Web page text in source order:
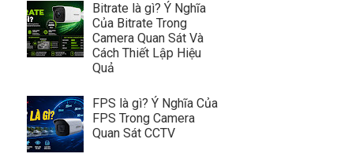
Bitrate là gì? Ý Nghĩa
Của Bitrate Trong
Camera Quan Sát Và
Cách Thiết Lập Hiệu
Quả
FPS là gì? Ý Nghĩa Của
FPS Trong Camera
Quan Sát CCTV